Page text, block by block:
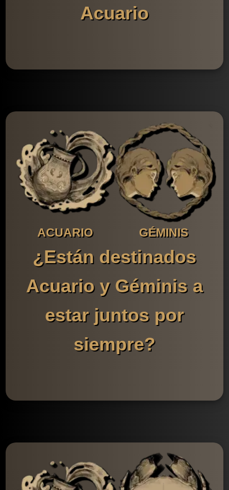
Acuario
ACUARIO GÉMINIS
¿Están destinados
Acuario y Géminis a
estar juntos por
siempre?